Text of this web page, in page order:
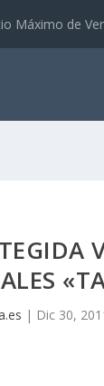
Máximo de
| Dic 30,